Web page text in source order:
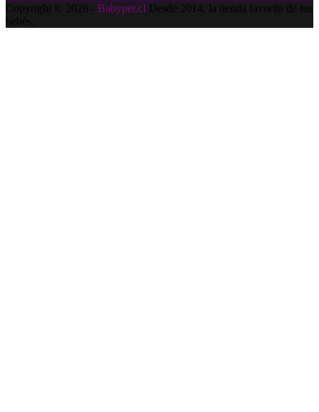
Copyright © 2026 - Babypet.cl Desde 2014, la tienda favorita de tus
bebés.